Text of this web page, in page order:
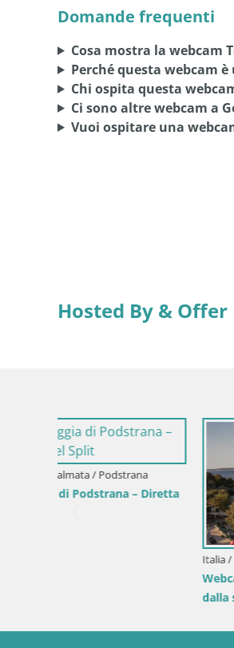
Domande frequenti
Cosa mostra la webcam
Perché questa webcam
Chi ospita questa
Ci sono altre webcam a
Vuoi ospitare una
Hosted By & Offer
Webcam Piscina Rei – Vista live